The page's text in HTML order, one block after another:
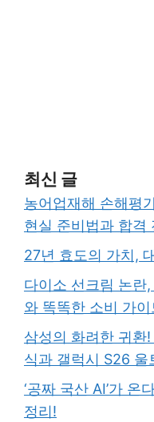
최신 글
농어업재해 손해평
현실 준비법과 합격
27년 효도의 가치,
다이소 선크림 논란
와 똑똑한 소비 가이
삼성의 화려한 귀환
식과 갤럭시 S26 울
‘공짜 국산 AI’가 온
정리!